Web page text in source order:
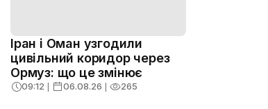
Іран і Оман узгодили
цивільний коридор через
Ормуз: що це змінює
09:12 ❘ 06.08.26 ❘ 265